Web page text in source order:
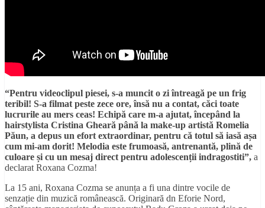
“Pentru videoclipul piesei, s-a muncit o zi întreagă pe un frig
teribil! S-a filmat peste zece ore, însă nu a contat, căci toate
lucrurile au mers ceas! Echipă care m-a ajutat, începând la
hairstylista Cristina Gheară până la make-up artistă Romelia
Păun, a depus un efort extraordinar, pentru că totul să iasă așa
cum mi-am dorit! Melodia este frumoasă, antrenantă, plină de
culoare și cu un mesaj direct pentru adolescenții indragostiti”, a
declarat Roxana Cozma!
La 15 ani, Roxana Cozma se anunța a fi una dintre vocile de
senzație din muzică românească. Originară dn Eforie Nord,